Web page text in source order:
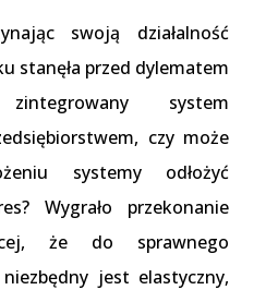
swoją działalność
stanęła przed dylematem
system
czy może
systemy odłożyć
Wygrało przekonanie
że do sprawnego
jest elastyczny,